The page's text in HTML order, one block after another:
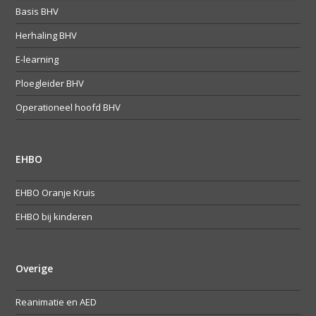
Basis BHV
Herhaling BHV
E-learning
Ploegleider BHV
Operationeel hoofd BHV
EHBO
EHBO Oranje Kruis
EHBO bij kinderen
Overige
Reanimatie en AED